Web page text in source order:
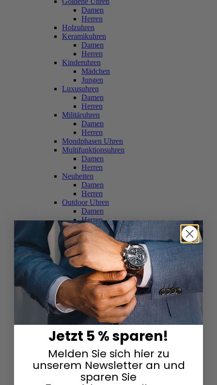
Damen
Herren
Holzuhren
Keramikuhren
Damen
Herren
Kinderuhren
Mädchen
Jungen
Luxusuhren
Damen
Herren
Militäruhren
Damen
Herren
Mondphasen Uhren
Multifunktionsuhren
Damen
Herren
Neuheiten
Damen
Herren
Outdoor Uhren
Damen
Herren
Schweizer Uhren
Damen
Herren
Skelettuhren
Damen
Herren
Smartwatches
Damen
Herren
Solaruhren
Herren
Damen
Sportuhren
Damen
Herren
Swarovski & Edelsteine
Damen
Herren
Jetzt 5 % sparen!
Melden Sie sich hier zu
unserem Newsletter an und
sparen Sie